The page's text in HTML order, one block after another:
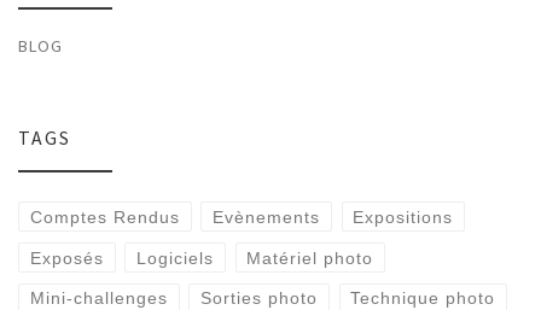
BLOG
TAGS
Comptes Rendus Evènements Expositions
Exposés Logiciels Matériel photo
Mini-challenges Sorties photo Technique photo